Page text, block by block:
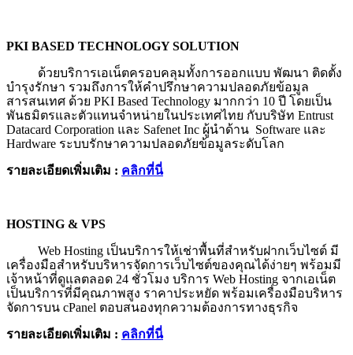
PKI BASED TECHNOLOGY SOLUTION
ด้วยบริการเอเน็ตครอบคลุมทั้งการออกแบบ พัฒนา ติดตั้ง
บำรุงรักษา รวมถึงการให้คำปรึกษาความปลอดภัยข้อมูล
สารสนเทศ ด้วย PKI Based Technology มากกว่า 10 ปี โดยเป็น
พันธมิตรและตัวแทนจำหน่ายในประเทศไทย กับบริษัท Entrust
Datacard Corporation และ Safenet Inc ผู้นำด้าน Software และ
Hardware ระบบรักษาความปลอดภัยข้อมูลระดับโลก
รายละเอียดเพิ่มเติม : คลิกที่นี่
HOSTING & VPS
Web Hosting เป็นบริการให้เช่าพื้นที่สำหรับฝากเว็บไซต์ มี
เครื่องมือสำหรับบริหารจัดการเว็บไซต์ของคุณได้ง่ายๆ พร้อมมี
เจ้าหน้าที่ดูแลตลอด 24 ชั่วโมง บริการ Web Hosting จากเอเน็ต
เป็นบริการที่มีคุณภาพสูง ราคาประหยัด พร้อมเครื่องมือบริหาร
จัดการบน cPanel ตอบสนองทุกความต้องการทางธุรกิจ
รายละเอียดเพิ่มเติม : คลิกที่นี่